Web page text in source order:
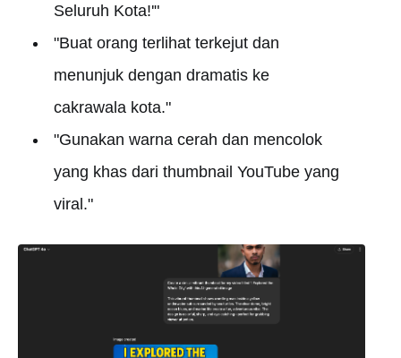
Seluruh Kota!'"
"Buat orang terlihat terkejut dan
menunjuk dengan dramatis ke
cakrawala kota."
"Gunakan warna cerah dan mencolok
yang khas dari thumbnail YouTube yang
viral."